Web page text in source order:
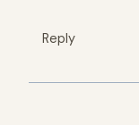
Reply